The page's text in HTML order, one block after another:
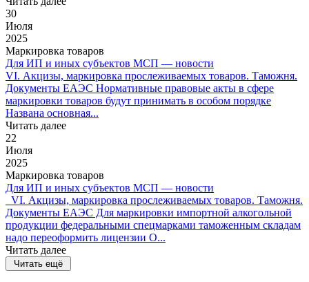
30
Июля
2025
Маркировка товаров
Для ИП и иных субъектов МСП — новости
VI. Акцизы, маркировка прослеживаемых товаров. Таможня.
Документы ЕАЭС Нормативные правовые акты в сфере
маркировки товаров будут принимать в особом порядке
Названа основная...
Читать далее
22
Июля
2025
Маркировка товаров
Для ИП и иных субъектов МСП — новости
VI. Акцизы, маркировка прослеживаемых товаров. Таможня.
Документы ЕАЭС Для маркировки импортной алкогольной
продукции федеральными спецмарками таможенным складам
надо переоформить лицензии О...
Читать далее